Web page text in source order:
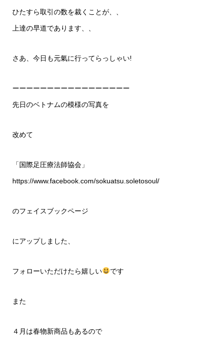
ひたすら取引の数を裁くことが、、
上達の早道であります、、
さあ、今日も元氣に行ってらっしゃい!
ーーーーーーーーーーーーーーーーー
先日のベトナムの模様の写真を
改めて
「国際足圧療法師協会」
https://www.facebook.com/sokuatsu.soletosoul/
のフェイスブックページ
にアップしました、
フォローいただけたら嬉しい です
また
４月は春物新商品もあるので